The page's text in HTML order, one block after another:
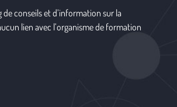
de conseils et d’information sur la
lien avec l’organisme de formation